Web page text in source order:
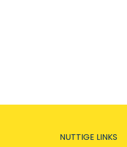
NUTTIGE LINKS